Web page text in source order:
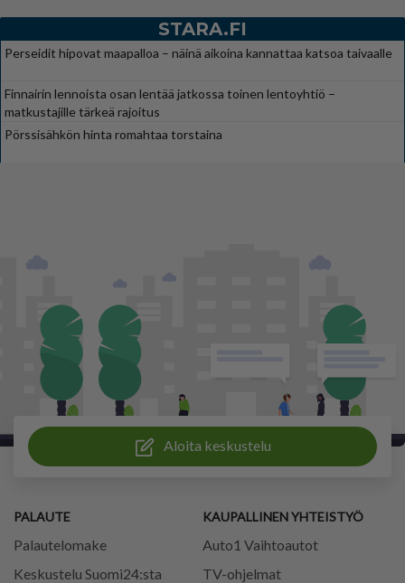
STARA.FI
Perseidit hipovat maapalloa – näinä aikoina kannattaa katsoa taivaalle
Finnairin lennoista osan lentää jatkossa toinen lentoyhtiö –
matkustajille tärkeä rajoitus
Pörssisähkön hinta romahtaa torstaina
Aloita keskustelu
PALAUTE
Palautelomake
Keskustelu Suomi24:sta
KAUPALLINEN YHTEISTYÖ
Auto1 Vaihtoautot
TV-ohjelmat